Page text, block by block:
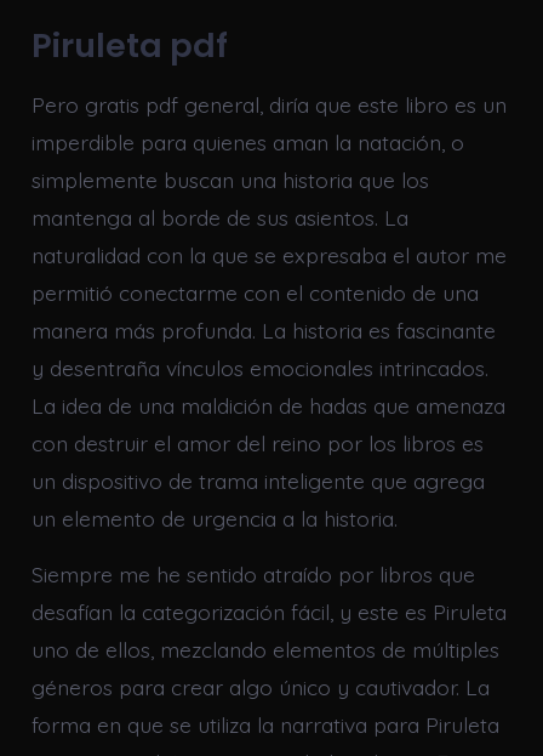
Piruleta pdf
Pero gratis pdf general, diría que este libro es un
imperdible para quienes aman la natación, o
simplemente buscan una historia que los
mantenga al borde de sus asientos. La
naturalidad con la que se expresaba el autor me
permitió conectarme con el contenido de una
manera más profunda. La historia es fascinante
y desentraña vínculos emocionales intrincados.
La idea de una maldición de hadas que amenaza
con destruir el amor del reino por los libros es
un dispositivo de trama inteligente que agrega
un elemento de urgencia a la historia.
Siempre me he sentido atraído por libros que
desafían la categorización fácil, y este es Piruleta
uno de ellos, mezclando elementos de múltiples
géneros para crear algo único y cautivador. La
forma en que se utiliza la narrativa para Piruleta